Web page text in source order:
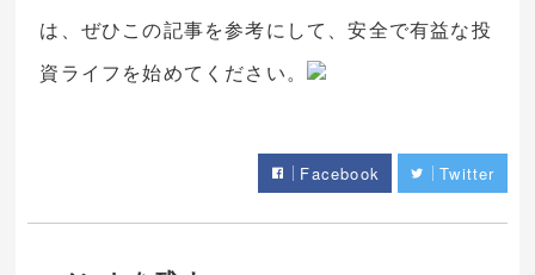
は、ぜひこの記事を参考にして、安全で有益な投
資ライフを始めてください。
Facebook Twitter